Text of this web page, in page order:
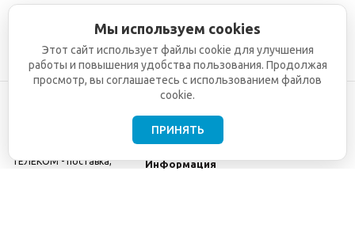
ТЕЛЕКОМ - поставка,
Информация
Мы используем cookies
Этот сайт использует файлы cookie для улучшения
работы и повышения удобства пользования. Продолжая
просмотр, вы соглашаетесь с использованием файлов
cookie.
ПРИНЯТЬ